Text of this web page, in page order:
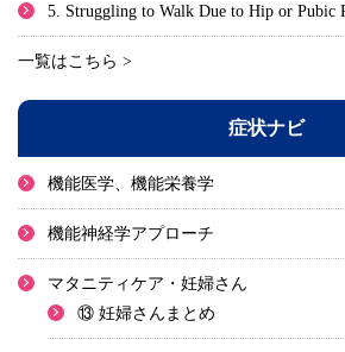
5. Struggling to Walk Due to Hip or Pubic
一覧はこちら >
症状ナビ
機能医学、機能栄養学
機能神経学アプローチ
マタニティケア・妊婦さん
⑬ 妊婦さんまとめ